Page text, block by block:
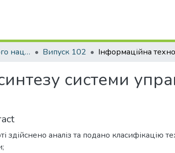
Вісник Харківського національного автомобільно-дорожнього університету / Вестник Харьковского национального автомобильно-дорожного университета Випуск 102
системи
здійснено аналіз та подано класифікацію